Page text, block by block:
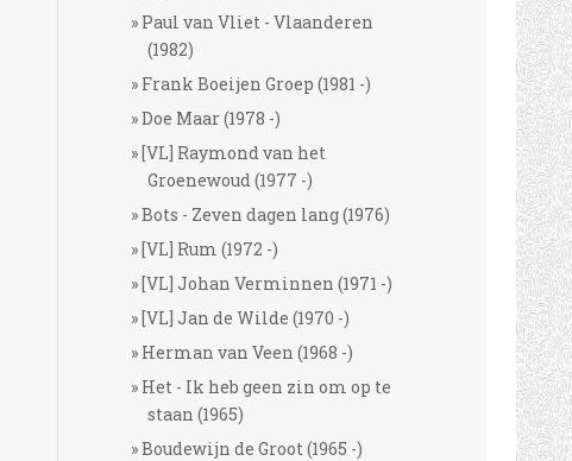
Paul van Vliet - Vlaanderen
(1982)
Frank Boeijen Groep (1981 -)
Doe Maar (1978 -)
[VL] Raymond van het
Groenewoud (1977 -)
Bots - Zeven dagen lang (1976)
[VL] Rum (1972 -)
[VL] Johan Verminnen (1971 -)
[VL] Jan de Wilde (1970 -)
Herman van Veen (1968 -)
Het - Ik heb geen zin om op te
staan (1965)
Boudewijn de Groot (1965 -)